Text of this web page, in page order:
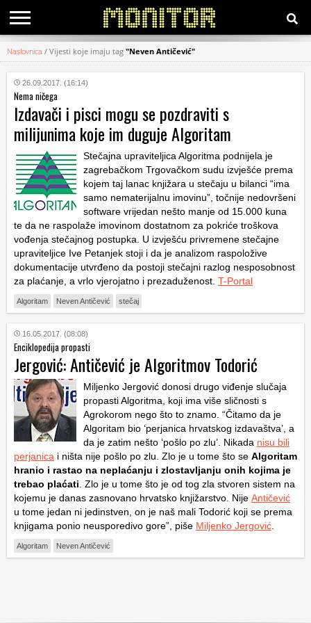
KATEGORIJE
HRVATSKI
WEB
Naslovnica / Vijesti koje imaju tag "Neven Antičević"
26.09.2017. (16:14)
Nema ničega
Izdavači i pisci mogu se pozdraviti s
milijunima koje im duguje Algoritam
Stečajna upraviteljica Algoritma podnijela je
zagrebačkom Trgovačkom sudu izvješće prema
kojem taj lanac knjižara u stečaju u bilanci “ima
samo nematerijalnu imovinu”, točnije nedovršeni
software vrijedan nešto manje od 15.000 kuna
te da ne raspolaže imovinom dostatnom za pokriće troškova
vođenja stečajnog postupka. U izvješću privremene stečajne
upraviteljice Ive Petanjek stoji i da je analizom raspoložive
dokumentacije utvrđeno da postoji stečajni razlog nesposobnost
za plaćanje, a vrlo vjerojatno i prezaduženost. T-Portal
Algoritam Neven Antičević stečaj
16.05.2017. (08:08)
Enciklopedija propasti
Jergović: Antičević je Algoritmov Todorić
Miljenko Jergović donosi drugo viđenje slučaja
propasti Algoritma, koji ima više sličnosti s
Agrokorom nego što to znamo. “Čitamo da je
Algoritam bio ‘perjanica hrvatskog izdavaštva’, a
da je zatim nešto ‘pošlo po zlu’. Nikada nisu bili
perjanica i ništa nije pošlo po zlu. Zlo je u tome što se Algoritam
hranio i rastao na neplaćanju i zlostavljanju onih kojima je
trebao plaćati . Zlo je u tome što je od tog zla stvoren sistem na
kojemu je danas zasnovano hrvatsko knjižarstvo. Nije Antičević
u tome jedan ni jedinstven, on je naš mali Todorić koji se prema
knjigama ponio neusporedivo gore”, piše Miljenko Jergović
Algoritam Neven Antičević